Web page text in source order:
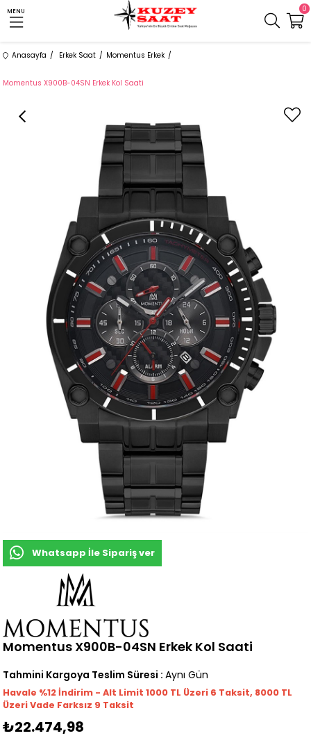
MENU 0
Anasayfa Erkek Saat Momentus Erkek
Momentus X900B-04SN Erkek Kol Saati
Whatsapp İle Sipariş ver
Momentus X900B-04SN Erkek Kol Saati
Tahmini Kargoya Teslim Süresi : Aynı Gün
Havale %12 İndirim - Alt Limit 1000 TL Üzeri 6 Taksit, 8000 TL
Üzeri Vade Farksız 9 Taksit
₺22.474,98